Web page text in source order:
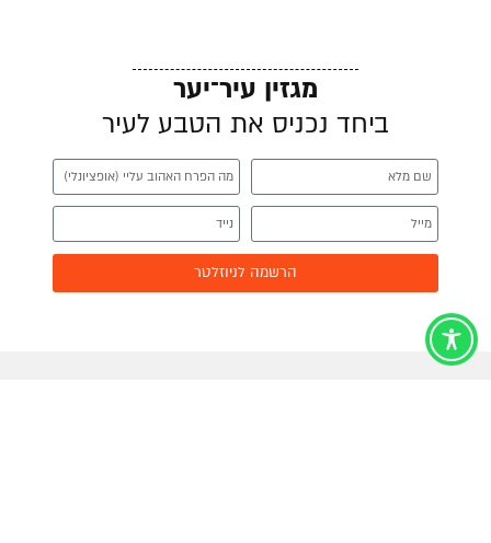
מגזין עיר־יער
ביחד נכניס את הטבע לעיר
הרשמה לניוזלטר